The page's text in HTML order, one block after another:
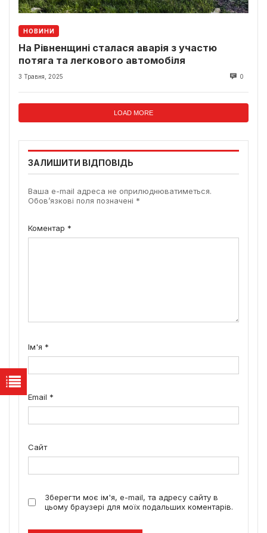
НОВИНИ
На Рівненщині сталася аварія з участю
потяга та легкового автомобіля
3 Травня, 2025 0
LOAD MORE
ЗАЛИШИТИ ВІДПОВІДЬ
Ваша e-mail адреса не оприлюднюватиметься.
Обов’язкові поля позначені *
Коментар *
Ім'я *
Email *
Сайт
Зберегти моє ім'я, e-mail, та адресу сайту в
цьому браузері для моїх подальших коментарів.